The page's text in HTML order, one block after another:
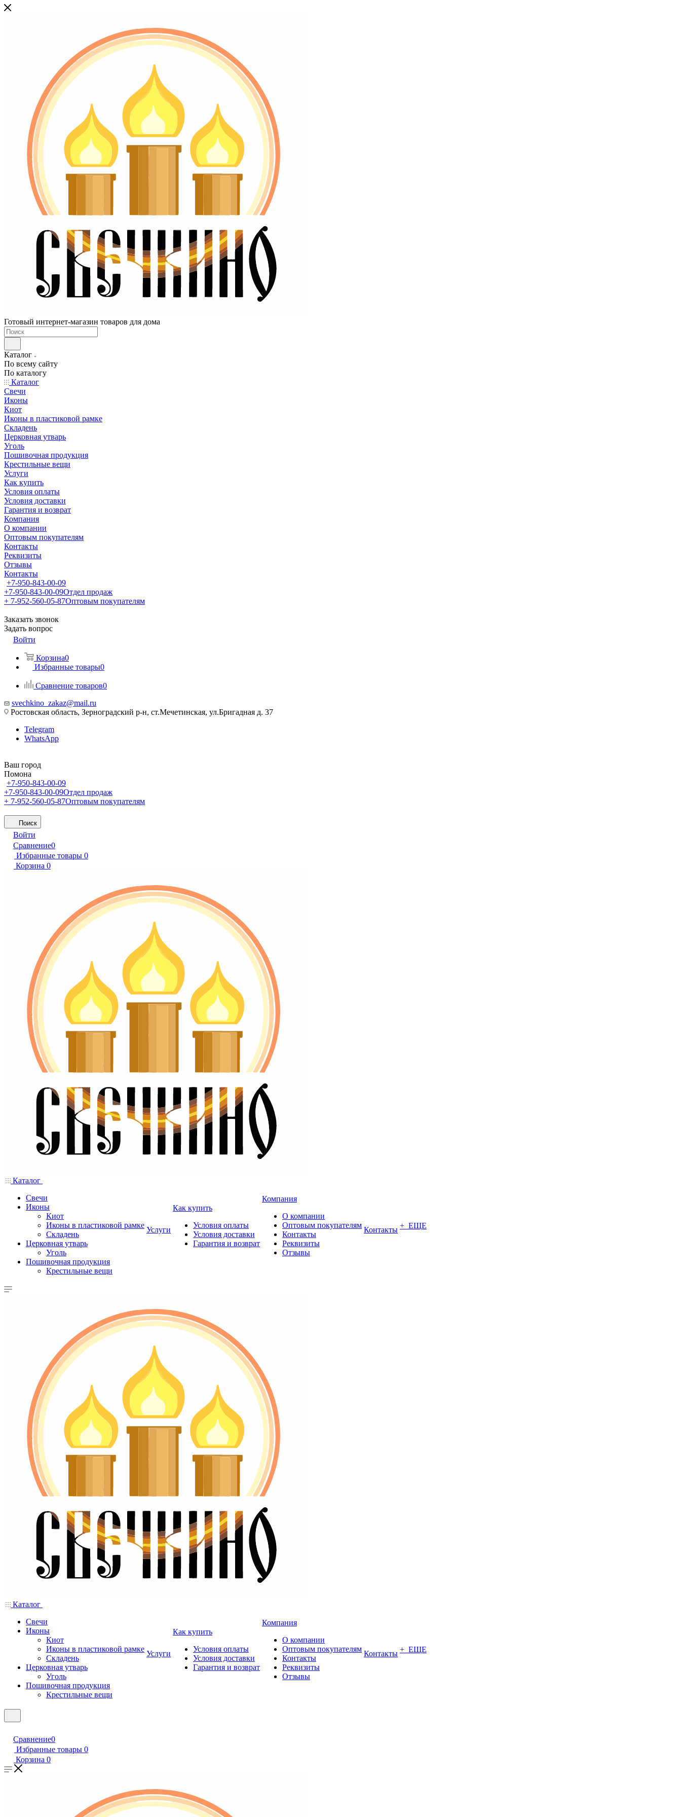
Готовый интернет-магазин товаров для дома
Каталог
По всему сайту
По каталогу
Каталог
Свечи
Иконы
Киот
Иконы в пластиковой рамке
Складень
Церковная утварь
Уголь
Пошивочная продукция
Крестильные вещи
Услуги
Как купить
Условия оплаты
Условия доставки
Гарантия и возврат
Компания
О компании
Оптовым покупателям
Контакты
Реквизиты
Отзывы
Контакты
+7-950-843-00-09
+7-950-843-00-09Отдел продаж
+ 7-952-560-05-87Оптовым покупателям
Заказать звонок
Задать вопрос
Войти
Корзина0
Избранные товары0
Сравнение товаров0
svechkino_zakaz@mail.ru
Ростовская область, Зерноградский р-н, ст.Мечетинская, ул.Бригадная д. 37
Telegram
WhatsApp
Ваш город
Помона
+7-950-843-00-09
+7-950-843-00-09Отдел продаж
+ 7-952-560-05-87Оптовым покупателям
Поиск
Войти
Сравнение0
Избранные товары 0
Корзина 0
Каталог
Свечи
Иконы
Киот
Иконы в пластиковой рамке
Складень
Церковная утварь
Уголь
Пошивочная продукция
Крестильные вещи
Услуги
Как купить
Условия оплаты
Условия доставки
Гарантия и возврат
Компания
О компании
Оптовым покупателям
Контакты
Реквизиты
Отзывы
Контакты + ЕЩЕ
Каталог
Свечи
Иконы
Киот
Иконы в пластиковой рамке
Складень
Церковная утварь
Уголь
Пошивочная продукция
Крестильные вещи
Услуги
Как купить
Условия оплаты
Условия доставки
Гарантия и возврат
Компания
О компании
Оптовым покупателям
Контакты
Реквизиты
Отзывы
Контакты + ЕЩЕ
Сравнение0
Избранные товары 0
Корзина 0